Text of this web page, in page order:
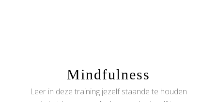
Mindfulness
Leer in deze training jezelf staande te houden